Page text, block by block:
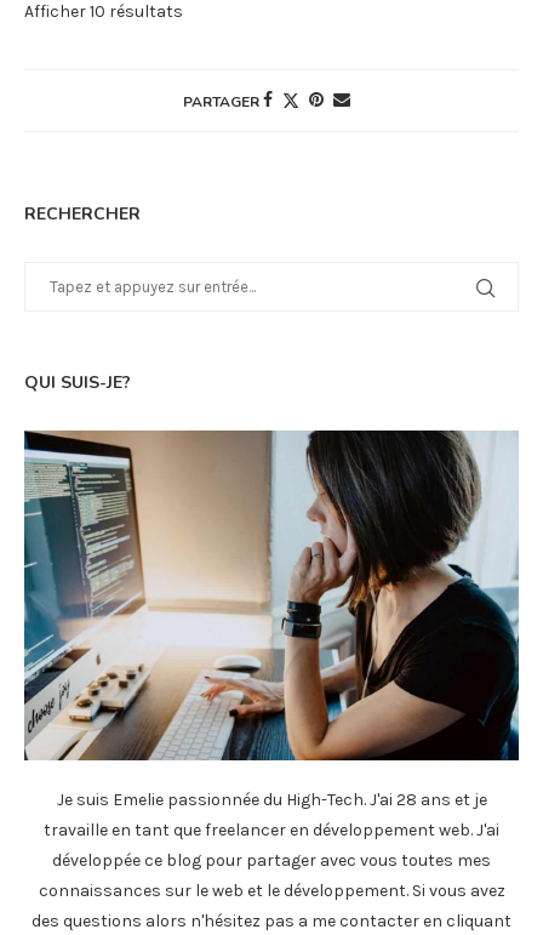
Afficher 10 résultats
PARTAGER
RECHERCHER
QUI SUIS-JE?
Je suis Emelie passionnée du High-Tech. J'ai 28 ans et je
travaille en tant que freelancer en développement web. J'ai
développée ce blog pour partager avec vous toutes mes
connaissances sur le web et le développement. Si vous avez
des questions alors n'hésitez pas a me contacter en cliquant